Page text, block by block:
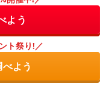
よう
ト祭り!／
よう